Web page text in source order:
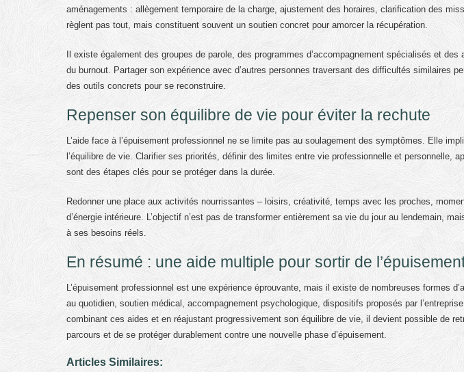
aménagements : allègement temporaire de la charge, ajustement des horaires, clarification des
règlent pas tout, mais constituent souvent un soutien concret pour amorcer la récupération.
Il existe également des groupes de parole, des programmes d’accompagnement spécialisés et
du burnout. Partager son expérience avec d’autres personnes traversant des difficultés similaires
des outils concrets pour se reconstruire.
Repenser son équilibre de vie pour éviter la rechute
L’aide face à l’épuisement professionnel ne se limite pas au soulagement des symptômes. Elle
l’équilibre de vie. Clarifier ses priorités, définir des limites entre vie professionnelle et personnelle,
sont des étapes clés pour se protéger dans la durée.
Redonner une place aux activités nourrissantes – loisirs, créativité, temps avec les proches,
d’énergie intérieure. L’objectif n’est pas de transformer entièrement sa vie du jour au lendemain,
à ses besoins réels.
En résumé : une aide multiple pour sortir de
L’épuisement professionnel est une expérience éprouvante, mais il existe de nombreuses formes
au quotidien, soutien médical, accompagnement psychologique, dispositifs proposés par
combinant ces aides et en réajustant progressivement son équilibre de vie, il devient possible de
parcours et de se protéger durablement contre une nouvelle phase d’épuisement.
Articles Similaires: